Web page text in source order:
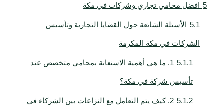
5 افضل محامي تجاري وشركات في مكة
5.1 الأسئلة الشائعة حول القضايا التجارية وتأسيس
الشركات في مكة المكرمة
5.1.1 1. ما هي أهمية الاستعانة بمحامي متخصص عند
تأسيس شركة في مكة؟
5.1.2 2. كيف يتم التعامل مع النزاعات بين الشركاء في